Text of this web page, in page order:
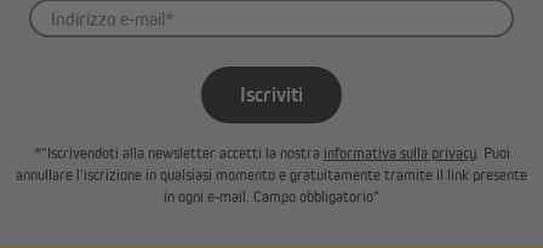
Iscriviti
*"Iscrivendoti alla newsletter accetti la nostra informativa sulla privacy. Puoi
annullare l’iscrizione in qualsiasi momento e gratuitamente tramite il link presente
in ogni e-mail. Campo obbligatorio"